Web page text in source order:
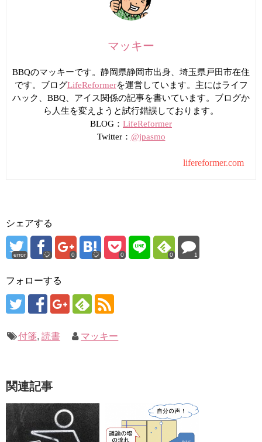
マッキー
BBQのマッキーです。静岡県静岡市出身、埼玉県戸田市在住
です。ブログLifeReformerを運営しています。主にはライフ
ハック、BBQ、アイス関係の記事を書いています。ブログか
ら人生を変えようと試行錯誤しております。
BLOG： LifeReformer
Twitter： @jpasmo
lifereformer.com
シェアする
error 0 0 0 1
フォローする
付箋, 読書 マッキー
関連記事